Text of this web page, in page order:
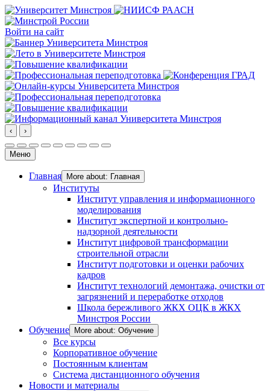
Войти на сайт
‹ ›
Меню
Главная More about: Главная
Институты
Институт управления и информационного
моделирования
Институт экспертной и контрольно-
надзорной деятельности
Институт цифровой трансформации
строительной отрасли
Институт подготовки и оценки рабочих
кадров
Институт технологий демонтажа, очистки от
загрязнений и переработке отходов
Школа бережливого ЖКХ ОЦК в ЖКХ
Минстроя России
Обучение
More about: Обучение
Все курсы
Корпоративное обучение
Постоянным клиентам
Система дистанционного обучения
Новости и материалы